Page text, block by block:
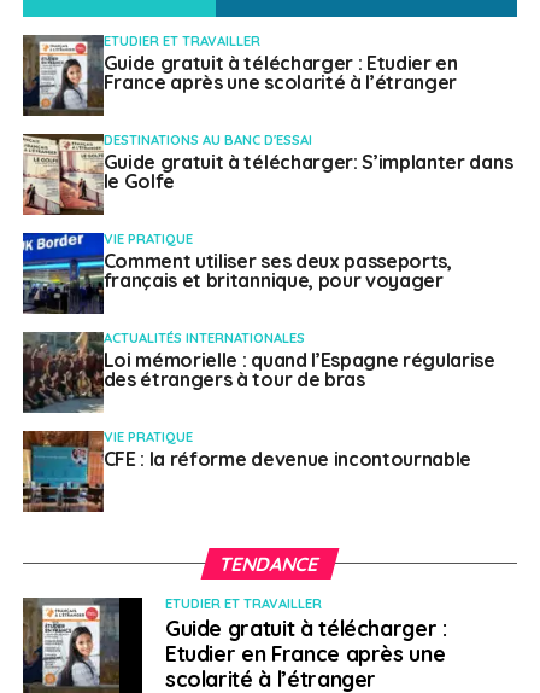
La qualité du projet;
La motivation de la mobilité dans le pays
considéré pour le projet ;
Le parcours professionnel du candidat.
SUJETS ASSOCIÉS:
INSTITUT FRANÇAIS
A SUIVRE
Hélène Conway-Mouret : « Les conseillers
consulaires sont le maillon le plus solide de la
représentation des Français de l’étranger »
NE RATEZ PAS
Vivre ailleurs, sur RFI : « Joanna Wilkinson,
expatriée britannique et francophile »
ETUDIER ET TRAVAILLER
Guide gratuit à télécharger : Etudier en
France après une scolarité à l’étranger
DESTINATIONS AU BANC D'ESSAI
Guide gratuit à télécharger: S’implanter dans
le Golfe
VIE PRATIQUE
Comment utiliser ses deux passeports,
français et britannique, pour voyager
ACTUALITÉS INTERNATIONALES
Loi mémorielle : quand l’Espagne régularise
des étrangers à tour de bras
VIE PRATIQUE
CFE : la réforme devenue incontournable
TENDANCE
ETUDIER ET TRAVAILLER
Guide gratuit à télécharger :
Etudier en France après une
scolarité à l’étranger